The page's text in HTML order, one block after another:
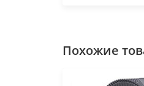
Похожие